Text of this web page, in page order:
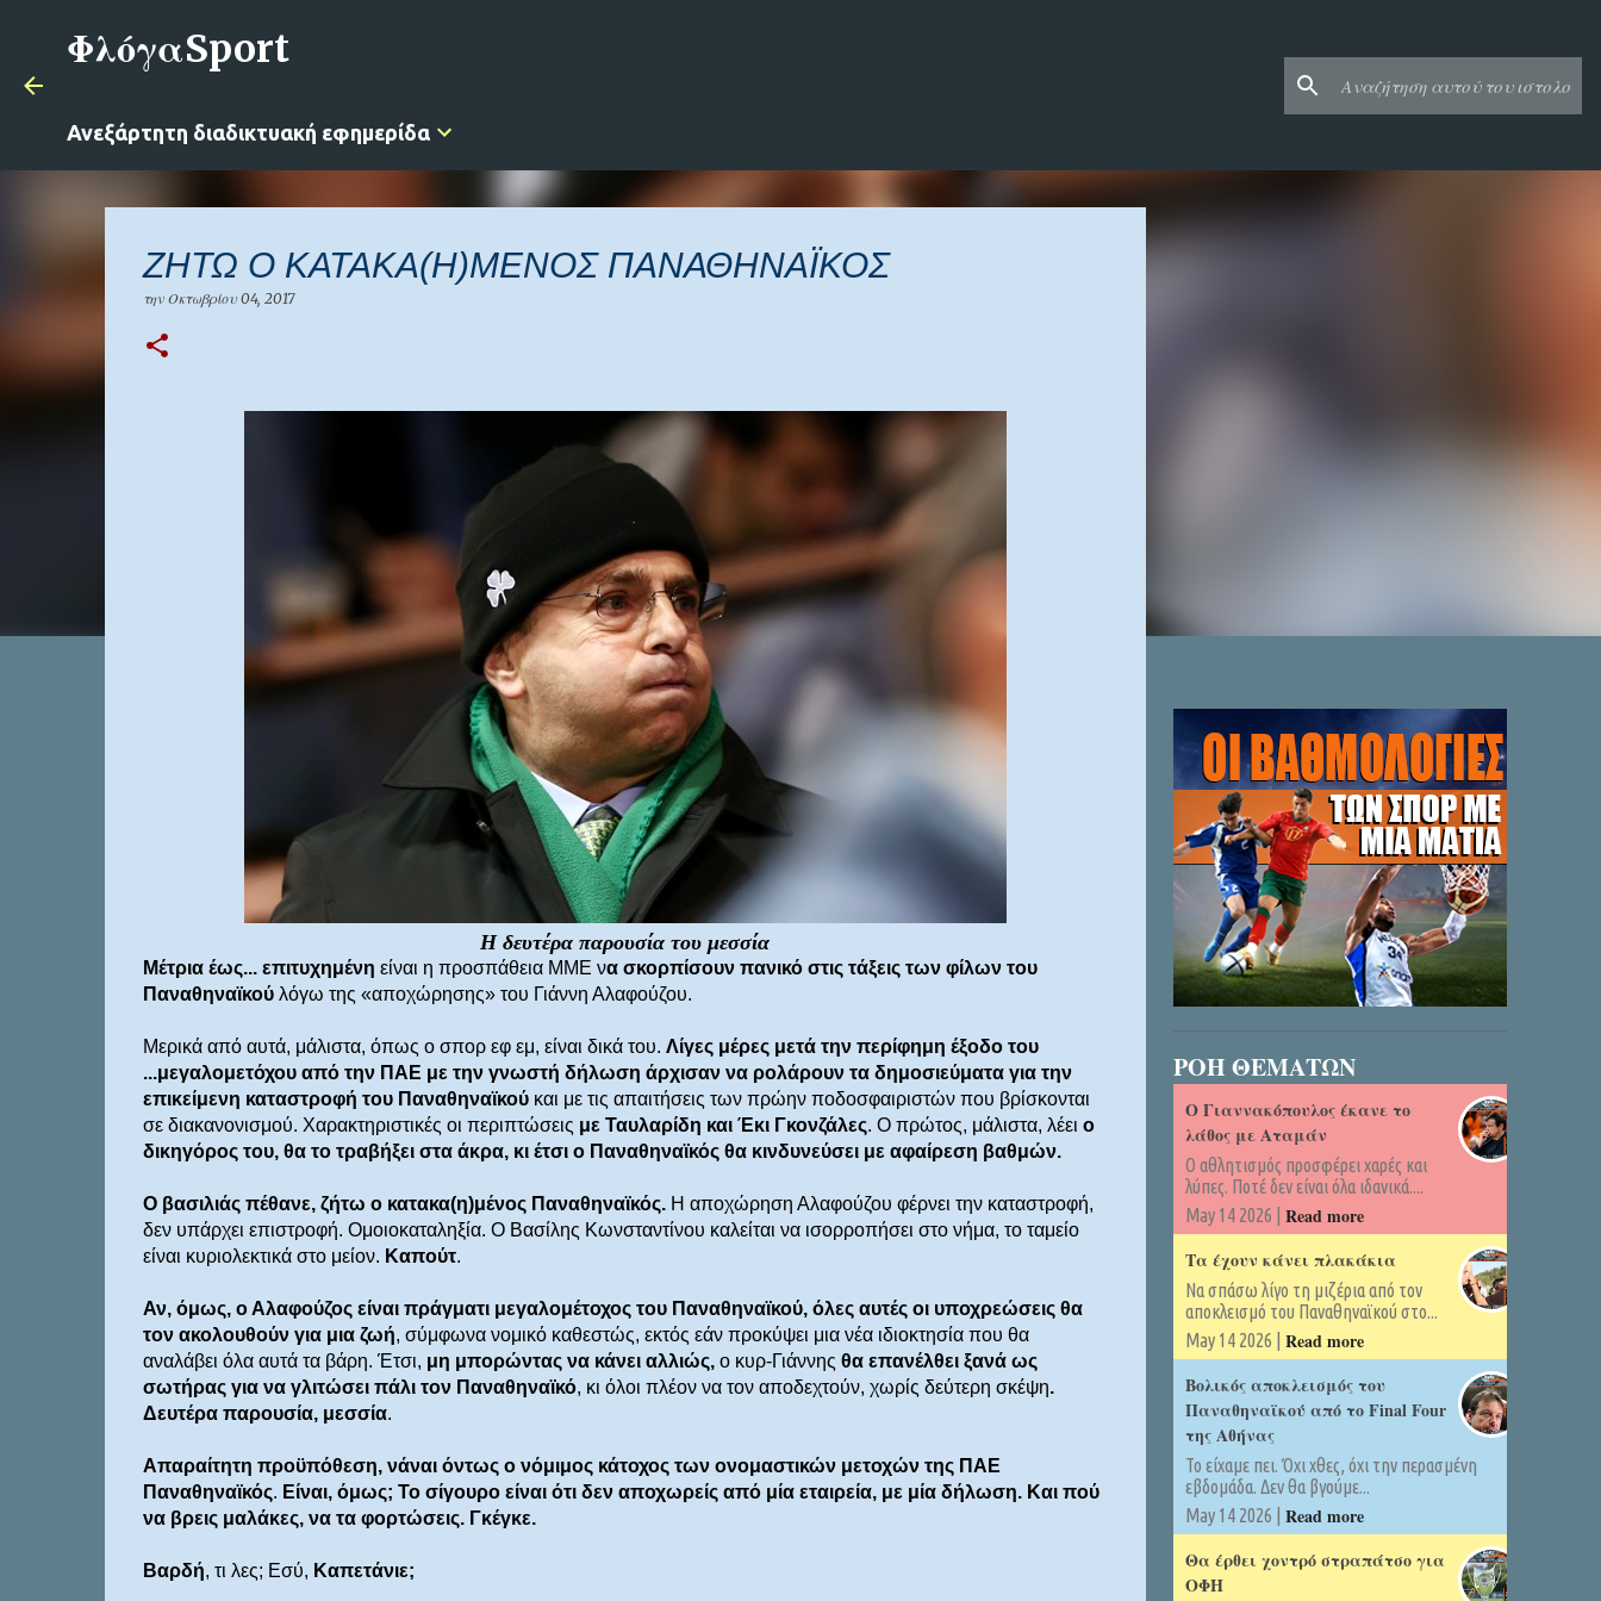
ΦλόγαSport
Ανεξάρτητη διαδικτυακή εφημερίδα
ΖΗΤΩ Ο ΚΑΤΑΚΑ(Η)ΜΕΝΟΣ ΠΑΝΑΘΗΝΑΪΚΟΣ
την Οκτωβρίου 04, 2017
H δευτέρα παρουσία του μεσσία
Μέτρια έως... επιτυχημένη είναι η προσπάθεια ΜΜΕ να σκορπίσουν πανικό στις τάξεις των φίλων του
Παναθηναϊκούλόγω της «αποχώρησης» του Γιάννη Αλαφούζου.
Μερικά από αυτά, μάλιστα, όπως ο σπορ εφ εμ, είναι δικά του. Λίγες μέρες μετά την περίφημη έξοδο του
...μεγαλομετόχου από την ΠΑΕ με την γνωστή δήλωση άρχισαν να ρολάρουν τα δημοσιεύματα για την
επικείμενη καταστροφή του Παναθηναϊκούκαι με τις απαιτήσεις των πρώην ποδοσφαιριστών που βρίσκονται
σε διακανονισμού. Χαρακτηριστικές οι περιπτώσεις με Ταυλαρίδη και Έκι Γκονζάλες. Ο πρώτος, μάλιστα, λέει ο
δικηγόρος του, θα το τραβήξει στα άκρα, κι έτσι ο Παναθηναϊκός θα κινδυνεύσει με αφαίρεση βαθμών.
Ο βασιλιάς πέθανε, ζήτω ο κατακα(η)μένος Παναθηναϊκός.Η αποχώρηση Αλαφούζου φέρνει την καταστροφή,
δεν υπάρχει επιστροφή. Ομοιοκαταληξία. Ο Βασίλης Κωνσταντίνου καλείται να ισορροπήσει στο νήμα, το ταμείο
είναι κυριολεκτικά στο μείον. Καπούτ.
Αν, όμως, ο Αλαφούζος είναι πράγματι μεγαλομέτοχος του Παναθηναϊκού, όλες αυτές οι υποχρεώσεις θα
τον ακολουθούν για μια ζωή, σύμφωνα νομικό καθεστώς, εκτός εάν προκύψει μια νέα ιδιοκτησία που θα
αναλάβει όλα αυτά τα βάρη. Έτσι, μη μπορώντας να κάνει αλλιώς,ο κυρ-Γιάννης θα επανέλθει ξανά ως
σωτήρας για να γλιτώσει πάλι τον Παναθηναϊκό, κι όλοι πλέον να τον αποδεχτούν, χωρίς δεύτερη σκέψη.
Δευτέρα παρουσία, μεσσία.
Απαραίτητη προϋπόθεση, νάναι όντως ο νόμιμος κάτοχος των ονομαστικών μετοχών της ΠΑΕ
Παναθηναϊκός. Είναι, όμως; Το σίγουρο είναι ότι δεν αποχωρείς από μία εταιρεία, με μία δήλωση. Και πού
να βρεις μαλάκες, να τα φορτώσεις. Γκέγκε.
Βαρδή, τι λες; Εσύ, Καπετάνιε;
ΡΟΗ ΘΕΜΑΤΩΝ
Ο Γιαννακόπουλος έκανε το
λάθος με Αταμάν
Ο αθλητισμός προσφέρει χαρές και
λύπες. Ποτέ δεν είναι όλα ιδανικά....
May 14 2026 | Read more
Τα έχουν κάνει πλακάκια
Να σπάσω λίγο τη μιζέρια από τον
αποκλεισμό του Παναθηναϊκού στο...
May 14 2026 | Read more
Βολικός αποκλεισμός του
Παναθηναϊκού από το Final Four
της Αθήνας
Το είχαμε πει. Όχι χθες, όχι την περασμένη
εβδομάδα. Δεν θα βγούμε...
May 14 2026 | Read more
Θα έρθει χοντρό στραπάτσο για
ΟΦΗ